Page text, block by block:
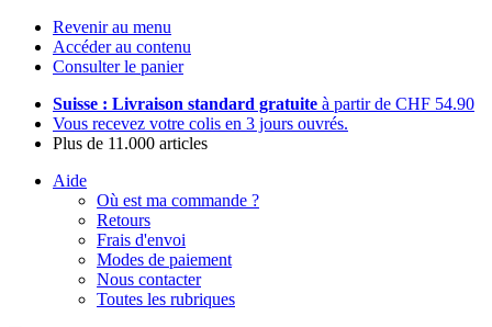
Revenir au menu
Accéder au contenu
Consulter le panier
Suisse : Livraison standard gratuite à partir de CHF 54.90
Vous recevez votre colis en 3 jours ouvrés.
Plus de 11.000 articles
Aide
Où est ma commande ?
Retours
Frais d'envoi
Modes de paiement
Nous contacter
Toutes les rubriques